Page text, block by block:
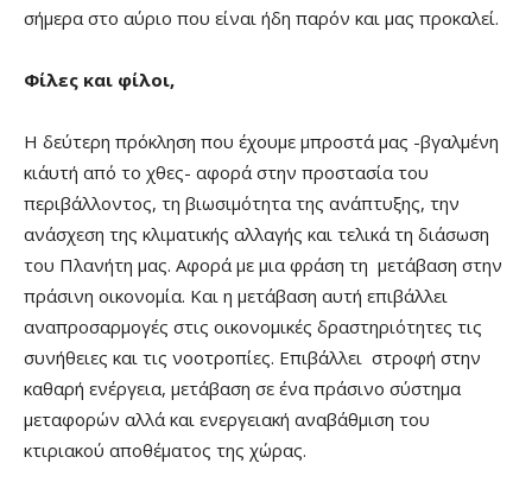
σήμερα στο αύριο που είναι ήδη παρόν και μας προκαλεί.
Φίλες και φίλοι,
Η δεύτερη πρόκληση που έχουμε μπροστά μας -βγαλμένη
κι΄αυτή από το χθες- αφορά στην προστασία του
περιβάλλοντος, τη βιωσιμότητα της ανάπτυξης, την
ανάσχεση της κλιματικής αλλαγής και τελικά τη διάσωση
του Πλανήτη μας. Αφορά με μια φράση τη μετάβαση στην
πράσινη οικονομία. Και η μετάβαση αυτή επιβάλλει
αναπροσαρμογές στις οικονομικές δραστηριότητες τις
συνήθειες και τις νοοτροπίες. Επιβάλλει στροφή στην
καθαρή ενέργεια, μετάβαση σε ένα πράσινο σύστημα
μεταφορών αλλά και ενεργειακή αναβάθμιση του
κτιριακού αποθέματος της χώρας.